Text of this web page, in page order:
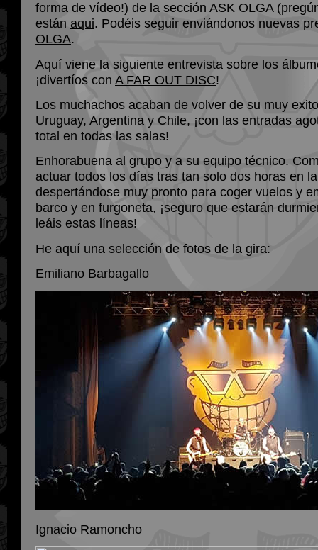
forma de vídeo!) de la sección ASK OLGA
están aqui. Podéis seguir enviándonos nuevas
OLGA.
Aquí viene la siguiente entrevista sobre los
¡divertíos con A FAR OUT DISC!
Los muchachos acaban de volver de su muy
Uruguay, Argentina y Chile, ¡con las entradas
total en todas las salas!
Enhorabuena al grupo y a su equipo técnico.
actuar todos los días tras tan solo dos horas en
despertándose muy pronto para coger vuelos y
barco y en furgoneta, ¡seguro que estarán
leáis estas líneas!
He aquí una selección de fotos de la gira:
Emiliano Barbagallo
Ignacio Ramoncho